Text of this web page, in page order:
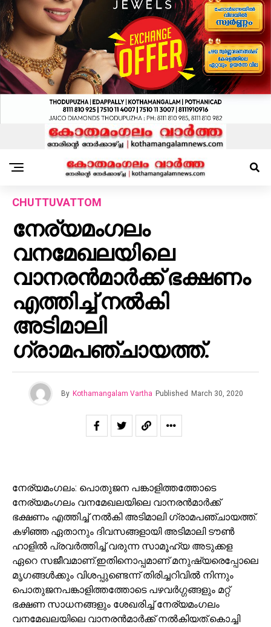
CHUTTUVATTOM
നേര്യമംഗലം
വനമേഖലയിലെ
വാനരന്‍മാര്‍ക്ക് ഭക്ഷണം
എത്തിച്ച്‌ നല്‍കി
അടിമാലി
ഗ്രാമപഞ്ചായത്ത്.
By Kothamangalam Vartha Published March 30, 2020
നേര്യമംഗലം: പൊതുജന പങ്കാളിത്തത്തോടെ
നേര്യമംഗലം വനമേഖലയിലെ വാനരന്‍മാര്‍ക്ക്
ഭക്ഷണം എത്തിച്ച്‌ നല്‍കി അടിമാലി ഗ്രാമപഞ്ചായത്ത്.
കഴിഞ്ഞ ഏതാനും ദിവസങ്ങളായി അടിമാലി ടൗണ്‍
ഹാളില്‍ പ്രവര്‍ത്തിച്ച്‌ വരുന്ന സാമൂഹ്യ അടുക്കള
ഏറെ സജീവമാണ്.ഇതിനൊപ്പമാണ് മനുഷ്യരെപ്പോലെ
മൃഗങ്ങള്‍ക്കും വിശപ്പുണ്ടെന്ന് തിരിച്ചറിവില്‍ നിന്നും
പൊതുജനപങ്കാളിത്തത്തോടെ പഴവര്‍ഗ്ഗങ്ങളും മറ്റ്
ഭക്ഷണ സാധനങ്ങളും ശേഖരിച്ച്‌ നേര്യമംഗലം
വനമേഖലയിലെ വാനരന്‍മാര്‍ക്ക് നല്‍കിയത്.കൊച്ചി